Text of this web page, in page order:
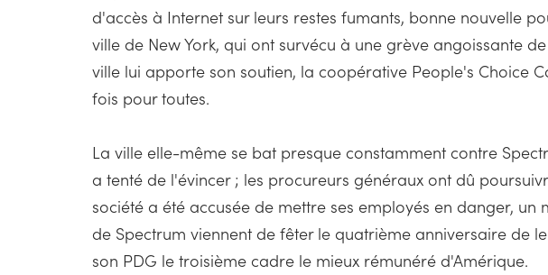
d'accès à Internet sur leurs restes fumants, bonne nouvelle
ville de New York, qui ont survécu à une grève angoissante
ville lui apporte son soutien, la coopérative People's Choice
fois pour toutes.
La ville elle-même se bat presque constamment contre
a tenté de l'évincer ; les procureurs généraux ont dû
société a été accusée de mettre ses employés en danger,
de Spectrum viennent de fêter le quatrième anniversaire de
son PDG le troisième cadre le mieux rémunéré d'Amérique.